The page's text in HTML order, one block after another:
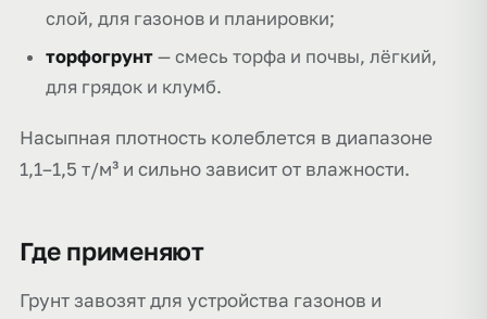
слой, для газонов и планировки;
торфогрунт — смесь торфа и почвы, лёгкий,
для грядок и клумб.
Насыпная плотность колеблется в диапазоне
1,1–1,5 т/м³ и сильно зависит от влажности.
Где применяют
Грунт завозят для устройства газонов и